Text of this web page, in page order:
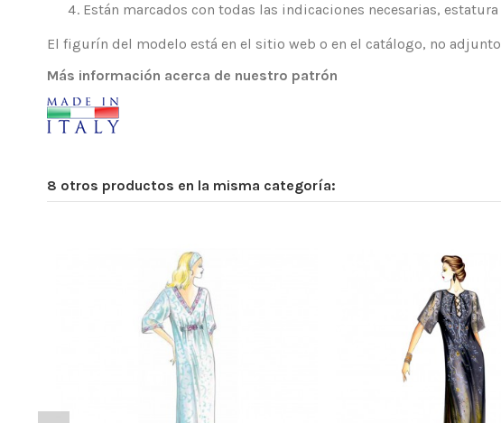
Están marcados con todas las indicaciones necesarias,
El figurín del modelo está en el sitio web o en el catálogo, no
Más información acerca de nuestro patrón
8 otros productos en la misma categoría: